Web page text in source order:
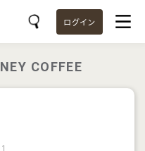
ログイン
COFFEE